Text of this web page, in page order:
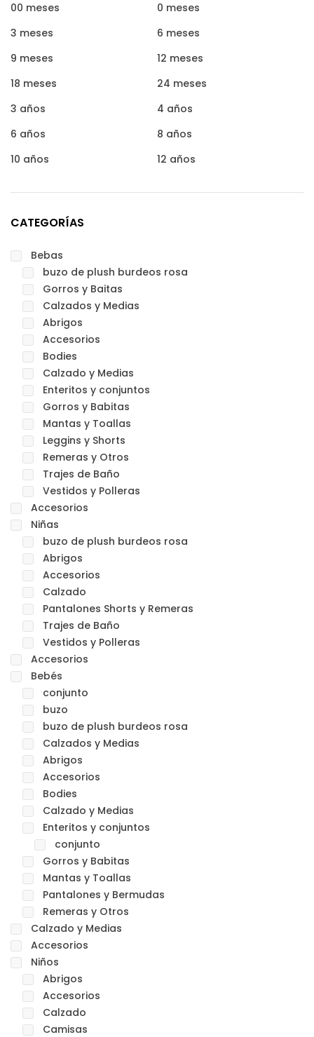
00 meses
0 meses
3 meses
6 meses
9 meses
12 meses
18 meses
24 meses
3 años
4 años
6 años
8 años
10 años
12 años
CATEGORÍAS
Bebas
buzo de plush burdeos rosa
Gorros y Baitas
Calzados y Medias
Abrigos
Accesorios
Bodies
Calzado y Medias
Enteritos y conjuntos
Gorros y Babitas
Mantas y Toallas
Leggins y Shorts
Remeras y Otros
Trajes de Baño
Vestidos y Polleras
Accesorios
Niñas
buzo de plush burdeos rosa
Abrigos
Accesorios
Calzado
Pantalones Shorts y Remeras
Trajes de Baño
Vestidos y Polleras
Accesorios
Bebés
conjunto
buzo
buzo de plush burdeos rosa
Calzados y Medias
Abrigos
Accesorios
Bodies
Calzado y Medias
Enteritos y conjuntos
conjunto
Gorros y Babitas
Mantas y Toallas
Pantalones y Bermudas
Remeras y Otros
Calzado y Medias
Accesorios
Niños
Abrigos
Accesorios
Calzado
Camisas